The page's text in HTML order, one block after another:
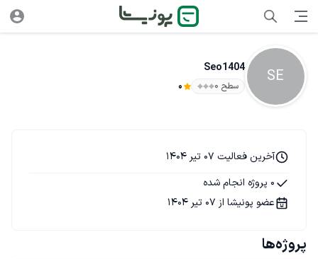
SE
Seo1404
سطح ۰ 0
آخرین فعالیت 07 تیر 1404
0 پروژه انجام شده
عضو پونیشا از 07 تیر 1404
پروژه‌ها